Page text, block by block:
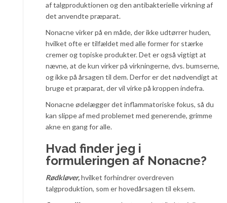
af talgproduktionen og den antibakterielle virkning af
det anvendte præparat.
Nonacne virker på en måde, der ikke udtørrer huden,
hvilket ofte er tilfældet med alle former for stærke
cremer og topiske produkter. Det er også vigtigt at
nævne, at de kun virker på virkningerne, dvs. bumserne,
og ikke på årsagen til dem. Derfor er det nødvendigt at
bruge et præparat, der vil virke på kroppen indefra.
Nonacne ødelægger det inflammatoriske fokus, så du
kan slippe af med problemet med generende, grimme
akne en gang for alle.
Hvad finder jeg i
formuleringen af Nonacne?
Rødkløver,hvilket forhindrer overdreven
talgproduktion, som er hovedårsagen til eksem.